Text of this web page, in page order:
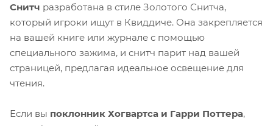
Снитч разработана в стиле Золотого Снитча,
который игроки ищут в Квиддиче. Она закрепляется
на вашей книге или журнале с помощью
специального зажима, и снитч парит над вашей
страницей, предлагая идеальное освещение для
чтения.
Если вы поклонник Хогвартса и Гарри Поттера,